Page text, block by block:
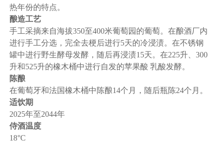
热年份的特点。
酿造工艺
手工采摘来自海拔350至400米葡萄园的葡萄。在酿酒厂内
进行手工分选，完全去梗后进行5天的冷浸渍。在不锈钢
罐中进行野生酵母发酵，随后再浸渍15天。在225升、300
升和525升的橡木桶中进行自发的苹果酸 乳酸发酵。
陈酿
在葡萄牙和法国橡木桶中陈酿14个月，随后瓶陈24个月。
适饮期
2025年至2044年
侍酒温度
18°C